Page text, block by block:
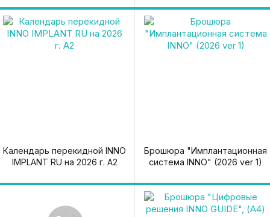
Календарь перекидной INNO
IMPLANT RU на 2026 г. А2
Брошюра "Имплантационная
система INNO" (2026 ver 1)